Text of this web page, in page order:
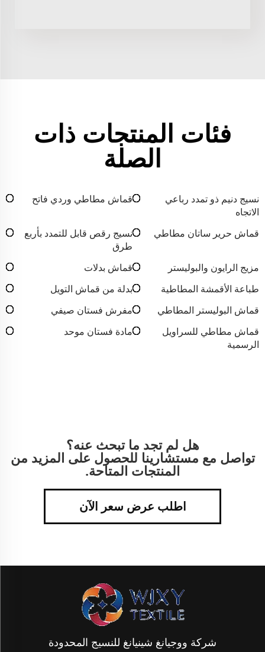
فئات المنتجات ذات
الصلة
نسيج دنيم ذو تمدد رباعي
الاتجاه
قماش مطاطي وردي فاتح
قماش حرير ساتان مطاطي
نسيج رقص قابل للتمدد بأربع
طرق
مزيج الرايون والبوليستر
قماش بدلات
طباعة الأقمشة المطاطية
بدلة من قماش التويل
قماش البوليستر المطاطي
مفرش فستان صيفي
قماش مطاطي للسراويل
الرسمية
مادة فستان موحد
هل لم تجد ما تبحث عنه؟
تواصل مع مستشارينا للحصول على المزيد من
المنتجات المتاحة.
اطلب عرض سعر الآن
شركة ووجيانغ شينيانغ للنسيج المحدودة